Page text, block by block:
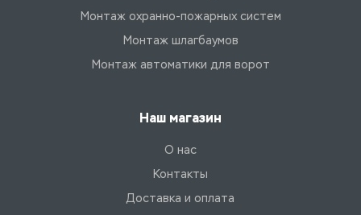
Монтаж охранно-пожарных систем
Монтаж шлагбаумов
Монтаж автоматики для ворот
Наш магазин
О нас
Контакты
Доставка и оплата